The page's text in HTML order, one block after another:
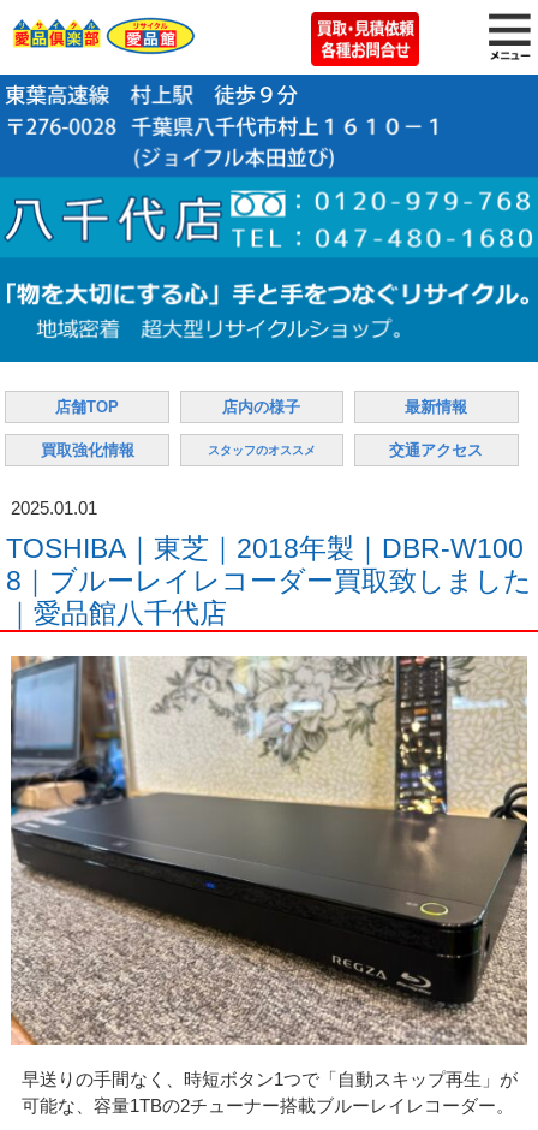
店舗TOP 店内の様子 最新情報
買取強化情報 スタッフのオススメ 交通アクセス
2025.01.01
TOSHIBA｜東芝｜2018年製｜DBR-W100
8｜ブルーレイレコーダー買取致しました
｜愛品館八千代店
早送りの手間なく、時短ボタン1つで「自動スキップ再生」が
可能な、容量1TBの2チューナー搭載ブルーレイレコーダー。